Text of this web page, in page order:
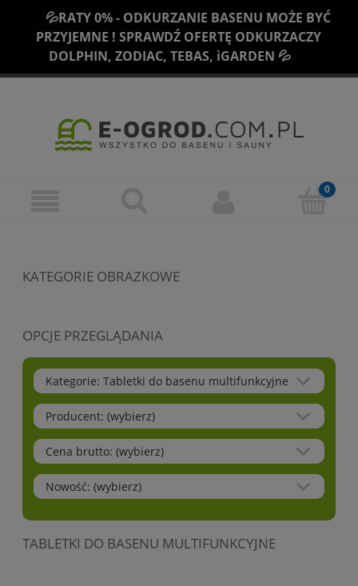
💦RATY 0% - ODKURZANIE BASENU MOŻE BYĆ
PRZYJEMNE ! SPRAWDŹ OFERTĘ ODKURZACZY
DOLPHIN, ZODIAC, TEBAS, iGARDEN 💦
KATEGORIE OBRAZKOWE
OPCJE PRZEGLĄDANIA
Kategorie: Tabletki do basenu multifunkcyjne
Producent: (wybierz)
Cena brutto: (wybierz)
Nowość: (wybierz)
TABLETKI DO BASENU MULTIFUNKCYJNE